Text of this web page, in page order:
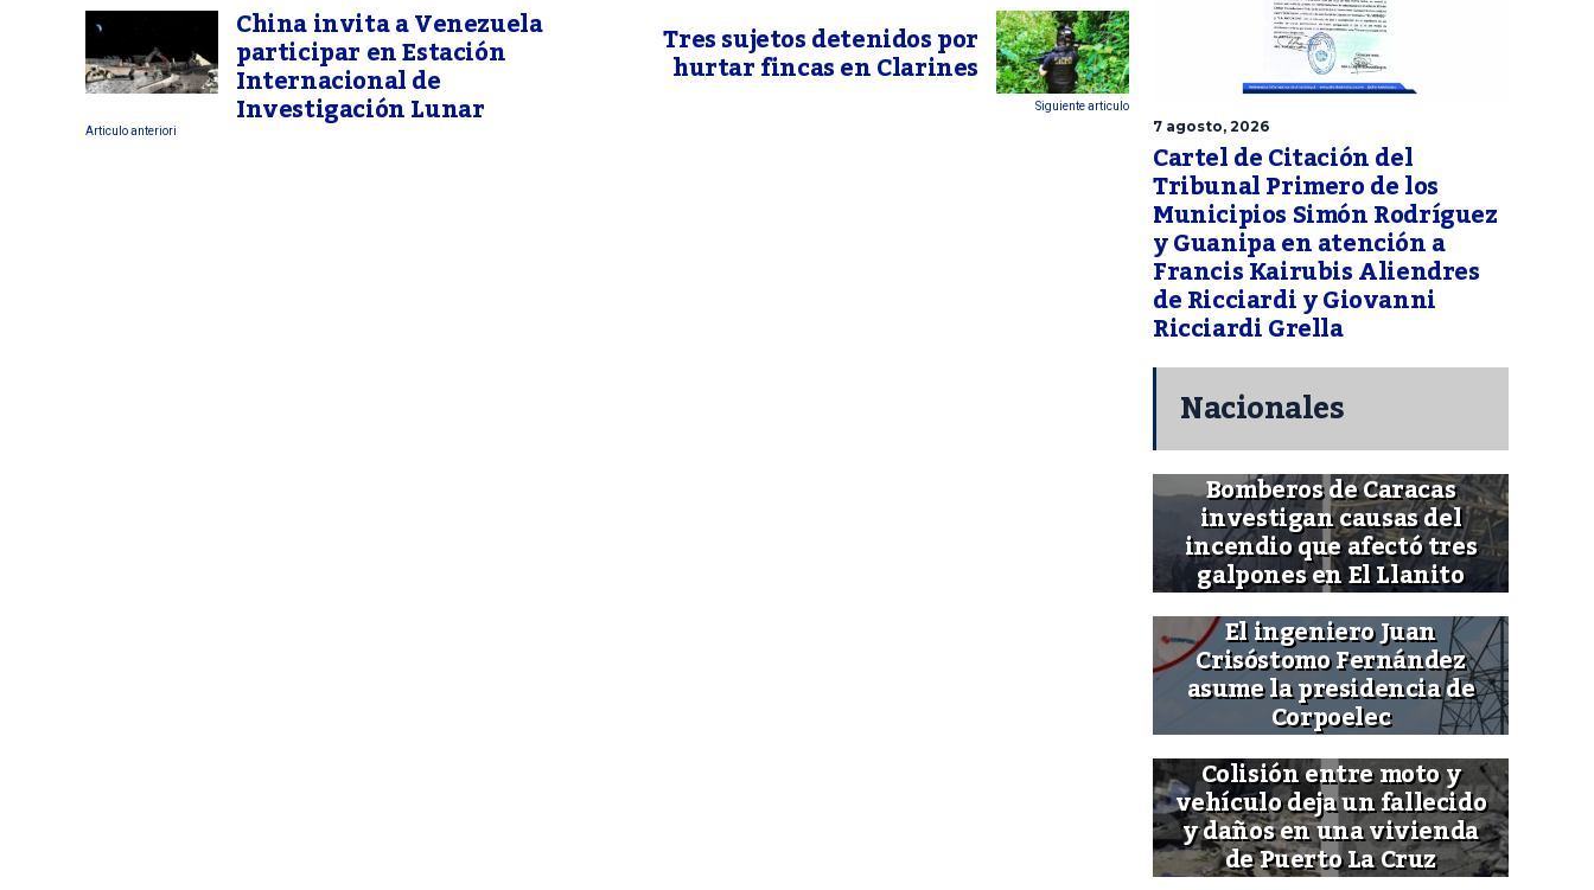
China invita a Venezuela
participar en Estación
Internacional de
Investigación Lunar
Articulo anteriori
Tres sujetos detenidos por
hurtar fincas en Clarines
Siguiente articulo
7 agosto, 2026
Cartel de Citación del
Tribunal Primero de los
Municipios Simón Rodríguez
y Guanipa en atención a
Francis Kairubis Aliendres
de Ricciardi y Giovanni
Ricciardi Grella
Nacionales
Bomberos de Caracas
investigan causas del
incendio que afectó tres
galpones en El Llanito
El ingeniero Juan
Crisóstomo Fernández
asume la presidencia de
Corpoelec
Colisión entre moto y
vehículo deja un fallecido
y daños en una vivienda
de Puerto La Cruz